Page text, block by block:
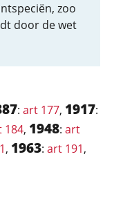
zoo
door de wet
: art 177, 1917:
184, 1948: art
, 1963: art 191,